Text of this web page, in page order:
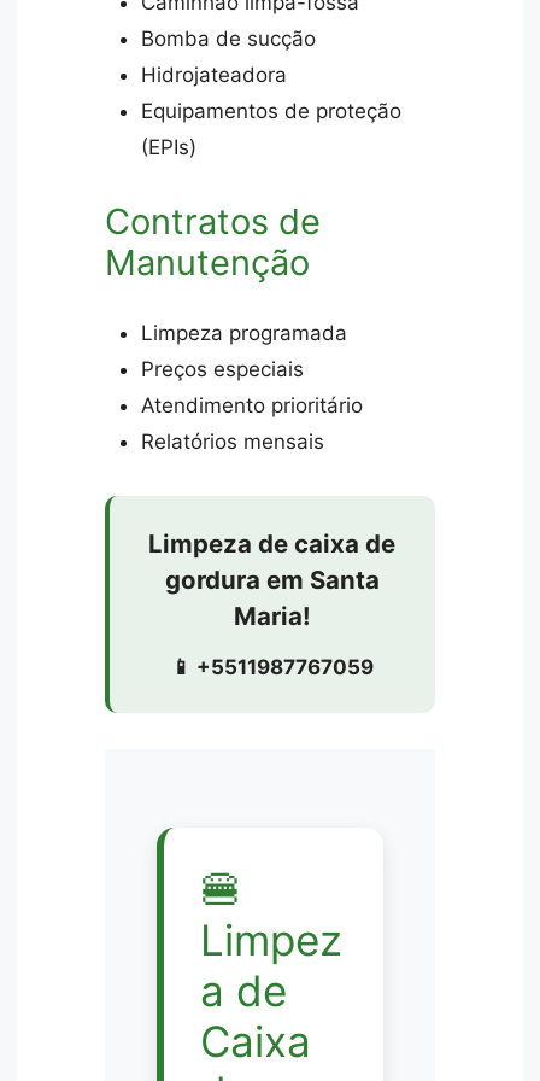
Bomba de sucção
Hidrojateadora
Equipamentos de proteção
(EPIs)
Contratos de
Manutenção
Limpeza programada
Preços especiais
Atendimento prioritário
Relatórios mensais
Limpeza de caixa de
gordura em Santa
Maria!
📱 +5511987767059
🍔
Limpez
a de
Caixa